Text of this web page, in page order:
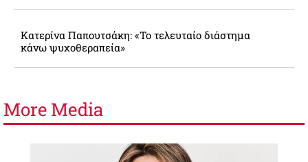
Κατερίνα Παπουτσάκη: «Το τελευταίο διάστημα
κάνω ψυχοθεραπεία»
More Media